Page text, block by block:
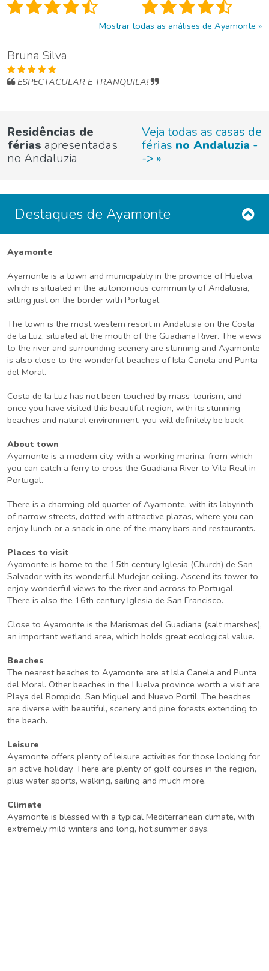
Mostrar todas as análises de Ayamonte
Bruna Silva
ESPECTACULAR E TRANQUILA!
Residências de
férias apresentadas
no Andaluzia
Veja todas as casas de
férias no Andaluzia -
->
Destaques de Ayamonte
Ayamonte
Ayamonte is a town and municipality in the province of Huelva,
which is situated in the autonomous community of Andalusia,
sitting just on the border with Portugal.
The town is the most western resort in Andalusia on the Costa
de la Luz, situated at the mouth of the Guadiana River. The views
to the river and surrounding scenery are stunning and Ayamonte
is also close to the wonderful beaches of Isla Canela and Punta
del Moral.
Costa de la Luz has not been touched by mass-tourism, and
once you have visited this beautiful region, with its stunning
beaches and natural environment, you will definitely be back.
About town
Ayamonte is a modern city, with a working marina, from which
you can catch a ferry to cross the Guadiana River to Vila Real in
Portugal.
There is a charming old quarter of Ayamonte, with its labyrinth
of narrow streets, dotted with attractive plazas, where you can
enjoy lunch or a snack in one of the many bars and restaurants.
Places to visit
Ayamonte is home to the 15th century Iglesia (Church) de San
Salvador with its wonderful Mudejar ceiling. Ascend its tower to
enjoy wonderful views to the river and across to Portugal.
There is also the 16th century Iglesia de San Francisco.
Close to Ayamonte is the Marismas del Guadiana (salt marshes),
an important wetland area, which holds great ecological value.
Beaches
The nearest beaches to Ayamonte are at Isla Canela and Punta
del Moral. Other beaches in the Huelva province worth a visit are
Playa del Rompido, San Miguel and Nuevo Portil. The beaches
are diverse with beautiful, scenery and pine forests extending to
the beach.
Leisure
Ayamonte offers plenty of leisure activities for those looking for
an active holiday. There are plenty of golf courses in the region,
plus water sports, walking, sailing and much more.
Climate
Ayamonte is blessed with a typical Mediterranean climate, with
extremely mild winters and long, hot summer days.